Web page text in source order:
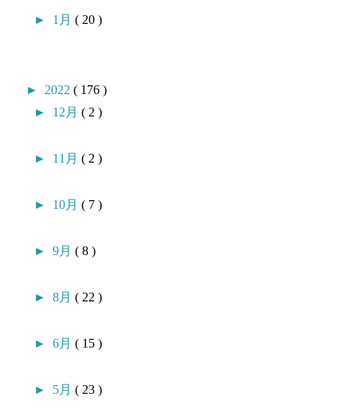
► 1月( 20 )
► 2022( 176 )
► 12月( 2 )
► 11月( 2 )
► 10月( 7 )
►9月( 8 )
►8月( 22 )
►6月( 15 )
► 5月( 23 )